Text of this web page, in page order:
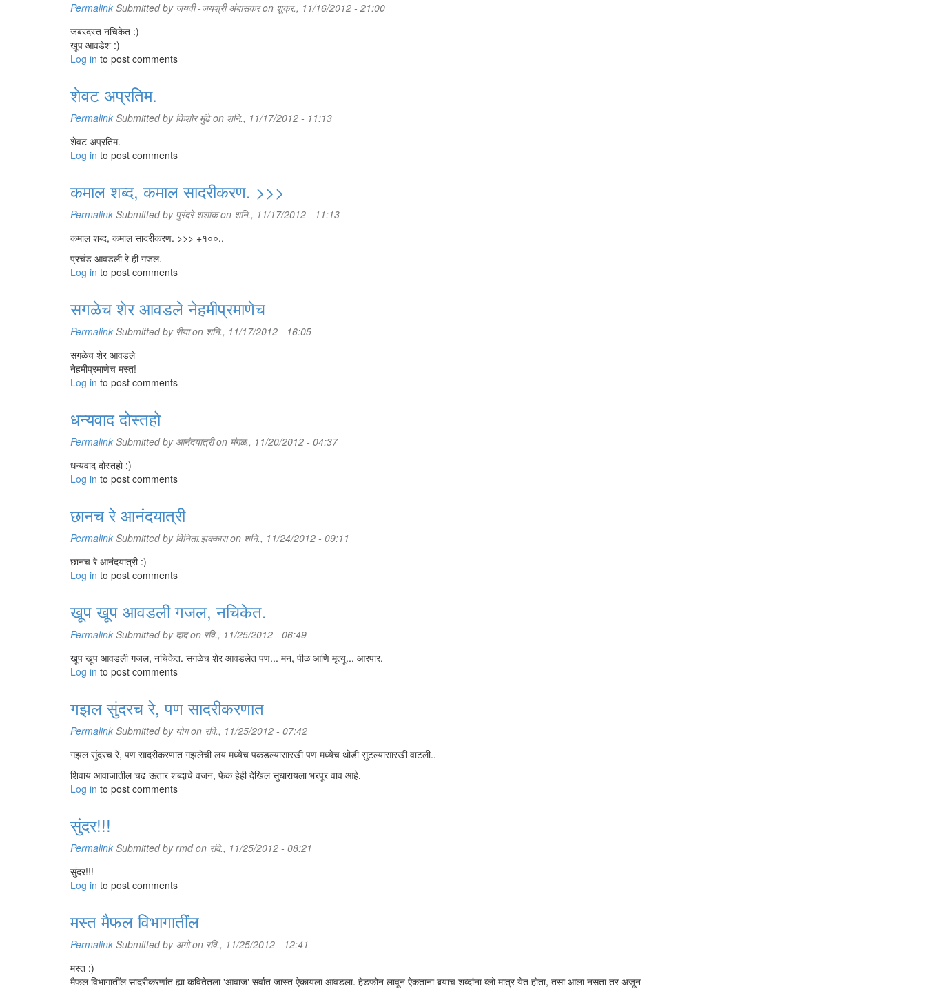
Permalink Submitted by जयवी -जयश्री अंबासकरon शुक्र., 11/16/2012 - 21:00
जबरदस्त नचिकेत :)
खूप आवडेश :)
Log in to post comments
शेवट अप्रतिम.
Permalink Submitted by किशोर मुंढेon शनि., 11/17/2012 - 11:13
शेवट अप्रतिम.
Log in to post comments
कमाल शब्द, कमाल सादरीकरण. >>>
Permalink Submitted by पुरंदरे शशांकon शनि., 11/17/2012 - 11:13
कमाल शब्द, कमाल सादरीकरण. >>> +१००..
प्रचंड आवडली रे ही गजल.
Log in to post comments
सगळेच शेर आवडले नेहमीप्रमाणेच
Permalink Submitted by रीयाon शनि., 11/17/2012 - 16:05
सगळेच शेर आवडले
नेहमीप्रमाणेच मस्त!
Log in to post comments
धन्यवाद दोस्तहो
Permalink Submitted by आनंदयात्रीon मंगळ., 11/20/2012 - 04:37
धन्यवाद दोस्तहो :)
Log in to post comments
छानच रे आनंदयात्री
Permalink Submitted by विनिता.झक्कासon शनि., 11/24/2012 - 09:11
छानच रे आनंदयात्री :)
Log in to post comments
खूप खूप आवडली गजल, नचिकेत.
Permalink Submitted by दादon रवि., 11/25/2012 - 06:49
खूप खूप आवडली गजल, नचिकेत. सगळेच शेर आवडलेत पण... मन, पीळ आणि मृत्यू... आरपार.
Log in to post comments
गझल सुंदरच रे, पण सादरीकरणात
Permalink Submitted by योगon रवि., 11/25/2012 - 07:42
गझल सुंदरच रे, पण सादरीकरणात गझलेची लय मध्येच पकडल्यासारखी पण मध्येच थोडी सुटल्यासारखी वाटली..
शिवाय आवाजातील चढ ऊतार शब्दाचे वजन, फेक हेही देखिल सुधारायला भरपूर वाव आहे.
Log in to post comments
सुंदर!!!
Permalink Submitted byrmdon रवि., 11/25/2012 - 08:21
सुंदर!!!
Log in to post comments
मस्त मैफल विभागातींल
Permalink Submitted by अगोon रवि., 11/25/2012 - 12:41
मस्त :)
मैफल विभागातींल सादरीकरणांत ह्या कवितेतला 'आवाज' सर्वात जास्त ऐकायला आवडला. हेडफोन लावून ऐकताना बर्‍याच शब्दांना ब्लो मात्र येत होता, तसा आला नसता तर अजून